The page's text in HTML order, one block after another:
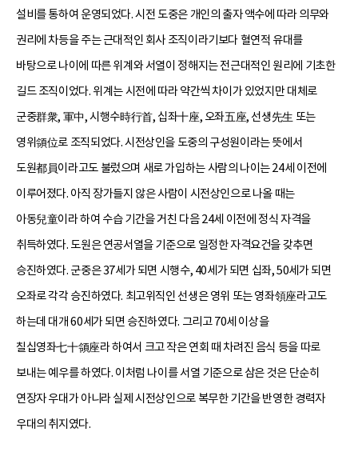
설비를 통하여 운영되었다. 시전 도중은 개인의 출자 액수에 따라 의무와
권리에 차등을 주는 근대적인 회사 조직이라기보다 혈연적 유대를
바탕으로 나이에 따른 위계와 서열이 정해지는 전근대적인 원리에 기초한
길드 조직이었다. 위계는 시전에 따라 약간씩 차이가 있었지만 대체로
군중群衆, 軍中, 시행수時行首, 십좌十座, 오좌五座, 선생先生 또는
영위領位로 조직되었다. 시전상인을 도중의 구성원이라는 뜻에서
도원都員이라고도 불렀으며 새로 가입하는 사람의 나이는 24세 이전에
이루어졌다. 아직 장가들지 않은 사람이 시전상인으로 나올 때는
아동兒童이라 하여 수습 기간을 거친 다음 24세 이전에 정식 자격을
취득하였다. 도원은 연공서열을 기준으로 일정한 자격요건을 갖추면
승진하였다. 군중은 37세가 되면 시행수, 40세가 되면 십좌, 50세가 되면
오좌로 각각 승진하였다. 최고위직인 선생은 영위 또는 영좌領座라고도
하는데 대개 60세가 되면 승진하였다. 그리고 70세 이상을
칠십영좌七十領座라 하여서 크고 작은 연회 때 차려진 음식 등을 따로
보내는 예우를 하였다. 이처럼 나이를 서열 기준으로 삼은 것은 단순히
연장자 우대가 아니라 실제 시전상인으로 복무한 기간을 반영한 경력자
우대의 취지였다.